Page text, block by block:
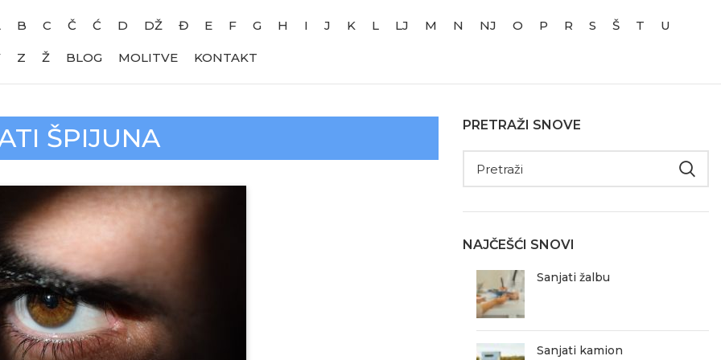
B C Č Ć D DŽ Đ E F G H I J K L LJ M N NJ O P R S Š T U
Z Ž BLOG MOLITVE KONTAKT
ŠPIJUNA PRETRAŽI SNOVE
NAJČEŠĆI SNOVI
Sanjati žalbu
Sanjati kamion